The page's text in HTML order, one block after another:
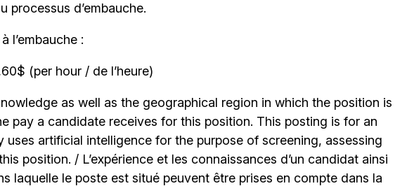
processus d’embauche.
l’embauche :
(per hour / de l’heure)
as well as the geographical region in which the position is
pay a candidate receives for this position. This posting is for an
uses artificial intelligence for the purpose of screening, assessing
position. / L’expérience et les connaissances d’un candidat ainsi
laquelle le poste est situé peuvent être prises en compte dans la